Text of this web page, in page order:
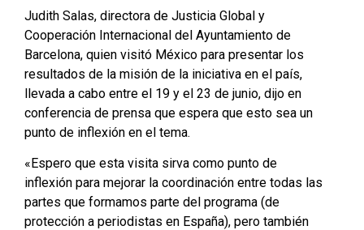
Judith Salas, directora de Justicia Global y
Cooperación Internacional del Ayuntamiento de
Barcelona, quien visitó México para presentar los
resultados de la misión de la iniciativa en el país,
llevada a cabo entre el 19 y el 23 de junio, dijo en
conferencia de prensa que espera que esto sea un
punto de inflexión en el tema.
«Espero que esta visita sirva como punto de
inflexión para mejorar la coordinación entre todas las
partes que formamos parte del programa (de
protección a periodistas en España), pero también